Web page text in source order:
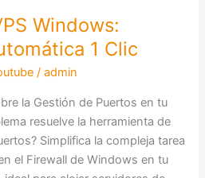
Windows:
1 Clic
/admin
la Gestión de Puertos en tu
resuelve la herramienta de
Simplifica la compleja tarea
el Firewall de Windows en tu